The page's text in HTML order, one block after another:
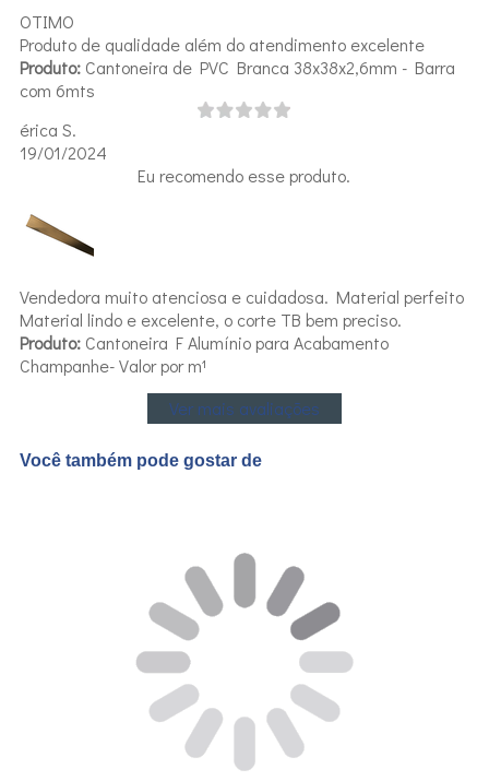
OTIMO
Produto de qualidade além do atendimento excelente
Produto:Cantoneira de PVC Branca 38x38x2,6mm - Barra
com 6mts
érica S.
19/01/2024
Eu recomendo esse produto.
Vendedora muito atenciosa e cuidadosa. Material perfeito
Material lindo e excelente, o corte TB bem preciso.
Produto:Cantoneira F Alumínio para Acabamento
Champanhe- Valor por m¹
Ver mais avaliações
Você também pode gostar de